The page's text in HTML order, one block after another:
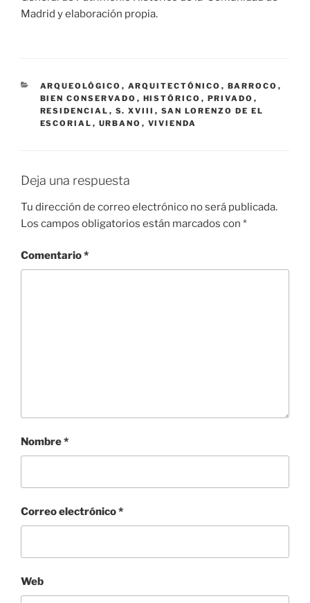
Madrid y elaboración propia.
CATEGORÍAS
ARQUEOLÓGICO , ARQUITECTÓNICO , BARROCO ,
BIEN CONSERVADO , HISTÓRICO , PRIVADO ,
RESIDENCIAL , S. XVIII , SAN LORENZO DE EL
ESCORIAL , URBANO , VIVIENDA
Deja una respuesta
Tu dirección de correo electrónico no será publicada.
Los campos obligatorios están marcados con *
Comentario*
Nombre*
Correo electrónico*
Web